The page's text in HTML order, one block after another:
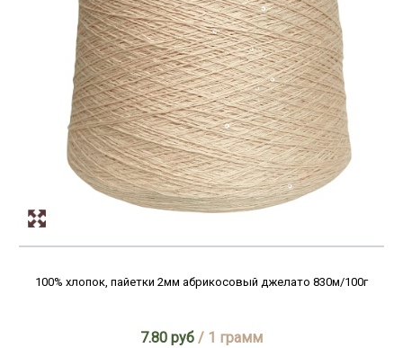
100% хлопок, пайетки 2мм абрикосовый джелато 830м/100г
7.80 руб / 1 грамм